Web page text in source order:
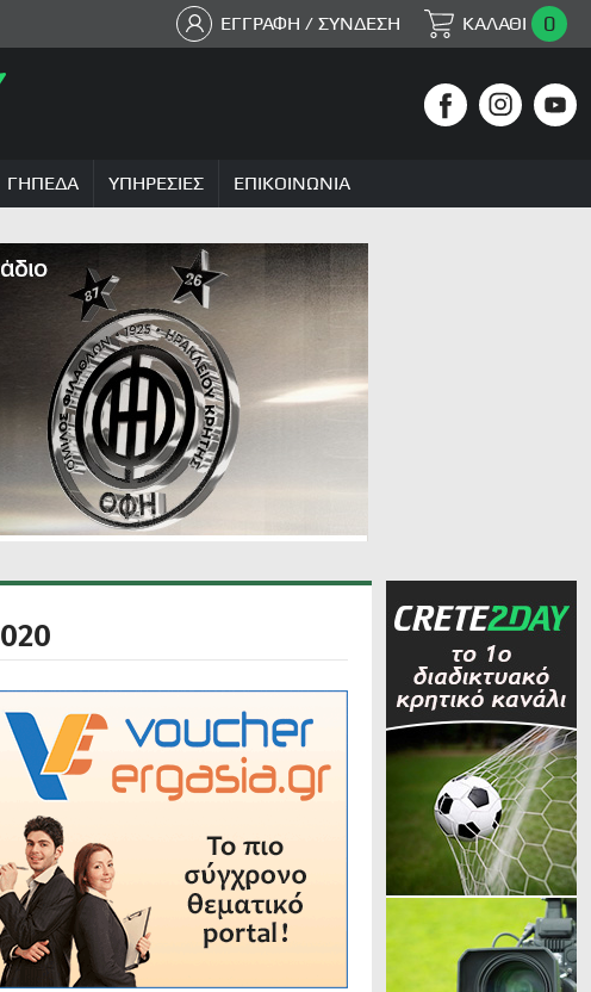
ΕΓΓΡΑΦΗ / ΣΥΝΔΕΣΗ ΚΑΛΑΘΙ 0
ΓΗΠΕΔΑ ΥΠΗΡΕΣΙΕΣ ΕΠΙΚΟΙΝΩΝΙΑ